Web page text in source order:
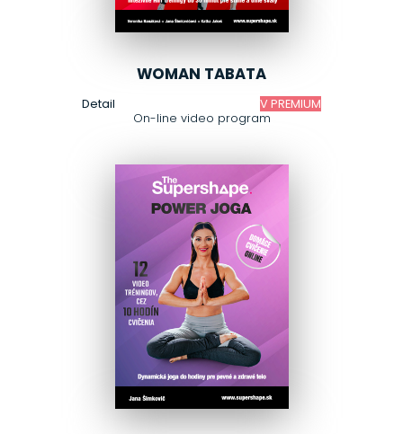
WOMAN TABATA
On-line video program
Detail V PREMIUM